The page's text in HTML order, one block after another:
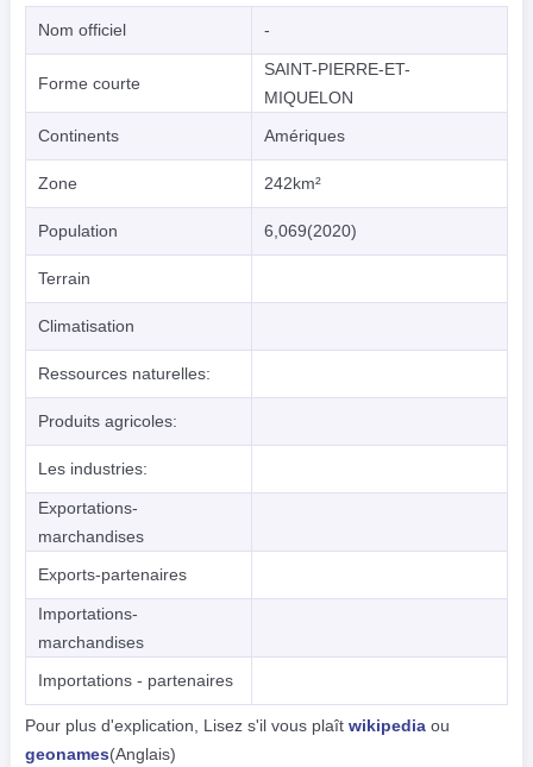
Nom officiel -
Forme courte
SAINT-PIERRE-ET-
MIQUELON
Continents
Amériques
Zone 242km²
Population 6,069(2020)
Terrain
Climatisation
Ressources naturelles:
Produits agricoles:
Les industries:
Exportations-
marchandises
Exports-partenaires
Importations-
marchandises
Importations - partenaires
Pour plus d'explication, Lisez s'il vous plaît wikipediaou
geonames(Anglais)